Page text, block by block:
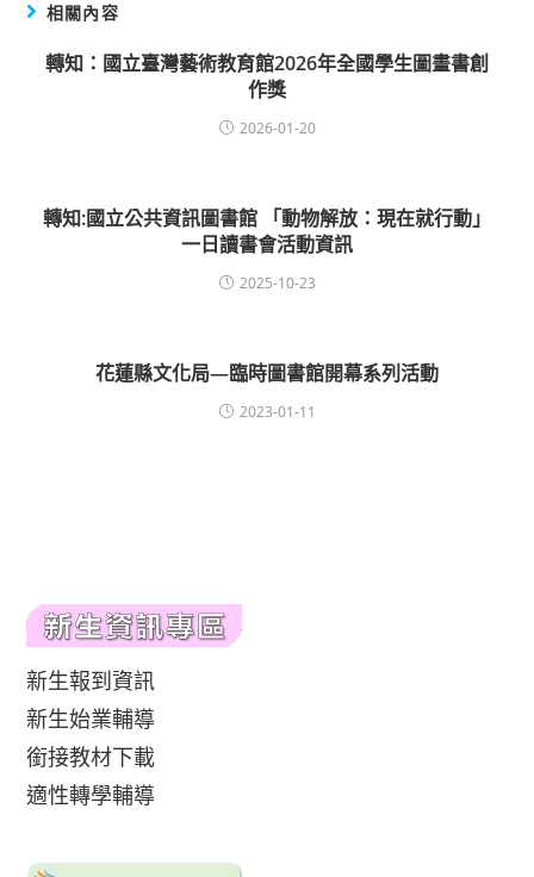
相關內容
轉知：國立臺灣藝術教育館2026年全國學生圖畫書創
作獎
2026-01-20
轉知:國立公共資訊圖書館 「動物解放：現在就行動」
一日讀書會活動資訊
2025-10-23
花蓮縣文化局—臨時圖書館開幕系列活動
2023-01-11
新生報到資訊
新生始業輔導
銜接教材下載
適性轉學輔導